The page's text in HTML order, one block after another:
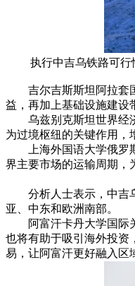
执行中吉乌铁路可
吉尔吉斯斯坦阿拉套国
益，再加上基础设施建设
乌兹别克斯坦世界经济
为过境枢纽的关键作用，
上海外国语大学俄罗斯
界主要市场的运输周期，
分析人士表示，中吉乌
亚、中东和欧洲南部。
阿富汗卡丹大学国际关
也将有助于吸引海外投资
易，让阿富汗更好融入区